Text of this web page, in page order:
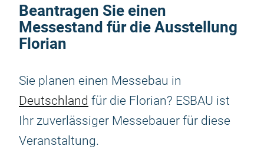
Beantragen Sie einen
Messestand für die Ausstellung
Florian
Sie planen einen Messebau in
Deutschland für die Florian? ESBAU ist
Ihr zuverlässiger Messebauer für diese
Veranstaltung.